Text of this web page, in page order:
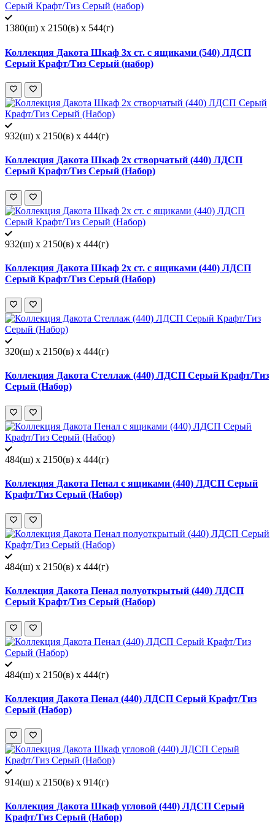
1380(ш) x 2150(в) x 544(г)
Коллекция Дакота Шкаф 3х ст. с ящиками (540) ЛДСП
Серый Крафт/Тиз Серый (набор)
932(ш) x 2150(в) x 444(г)
Коллекция Дакота Шкаф 2х створчатый (440) ЛДСП
Серый Крафт/Тиз Серый (Набор)
932(ш) x 2150(в) x 444(г)
Коллекция Дакота Шкаф 2х ст. с ящиками (440) ЛДСП
Серый Крафт/Тиз Серый (Набор)
320(ш) x 2150(в) x 444(г)
Коллекция Дакота Стеллаж (440) ЛДСП Серый Крафт/Тиз
Серый (Набор)
484(ш) x 2150(в) x 444(г)
Коллекция Дакота Пенал с ящиками (440) ЛДСП Серый
Крафт/Тиз Серый (Набор)
484(ш) x 2150(в) x 444(г)
Коллекция Дакота Пенал полуоткрытый (440) ЛДСП
Серый Крафт/Тиз Серый (Набор)
484(ш) x 2150(в) x 444(г)
Коллекция Дакота Пенал (440) ЛДСП Серый Крафт/Тиз
Серый (Набор)
914(ш) x 2150(в) x 914(г)
Коллекция Дакота Шкаф угловой (440) ЛДСП Серый
Крафт/Тиз Серый (Набор)